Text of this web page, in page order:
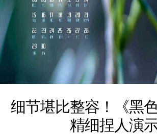
细节堪比整容！《黑
精细捏人演